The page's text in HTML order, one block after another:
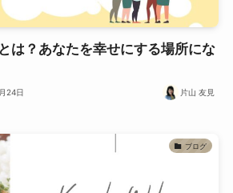
は？あなたを幸せにする場所にな
24日 片山 友見
ブログ